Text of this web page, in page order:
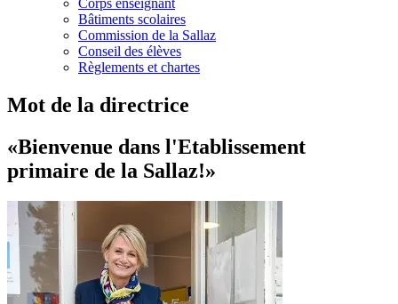
Bâtiments scolaires
Commission de la Sallaz
Conseil des élèves
Règlements et chartes
Mot de la directrice
«Bienvenue dans l'Etablissement
primaire de la Sallaz!»